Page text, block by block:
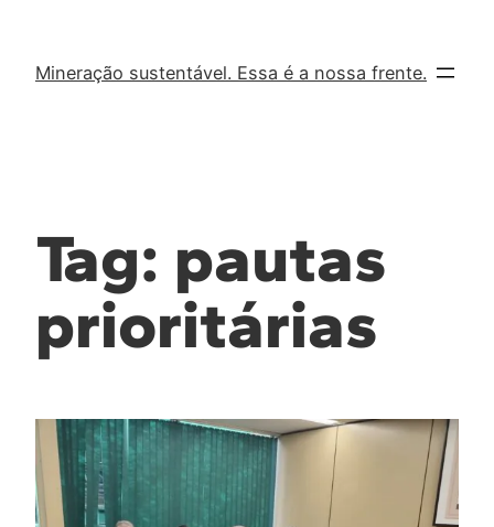
Mineração sustentável. Essa é a nossa frente.
Tag: pautas
prioritárias